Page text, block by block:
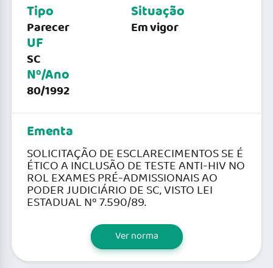
Tipo
Parecer
UF
SC
Nº/Ano
80/1992
Situação
Em vigor
Ementa
SOLICITAÇÃO DE ESCLARECIMENTOS SE É
ÉTICO A INCLUSÃO DE TESTE ANTI-HIV NO
ROL EXAMES PRÉ-ADMISSIONAIS AO
PODER JUDICIÁRIO DE SC, VISTO LEI
ESTADUAL Nº 7.590/89.
Ver norma